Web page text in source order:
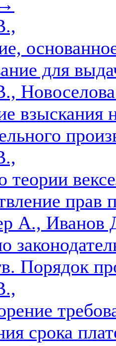
для
взыскания
теории
прав
А., Иванов
Порядок
срока